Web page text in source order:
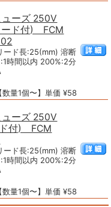
ューズ 250V
ード付) FCM
ド長:25(mm) 溶断
時間以内 200%:2分
【数量1個〜】単価 ¥58
ューズ 250V
付) FCM
ド長:25(mm) 溶断
時間以内 200%:2分
【数量1個〜】単価 ¥58